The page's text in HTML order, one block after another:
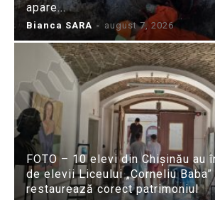
apare...
Bianca SARA - august 7, 2026
FOTO – 10 elevi din Chișinău au
de elevii Liceului „Corneliu
restaurează corect patrimoniul